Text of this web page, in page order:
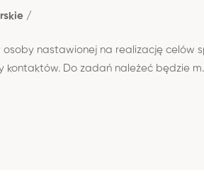
/
osoby nastawionej na realizację
kontaktów. Do zadań należeć będzie